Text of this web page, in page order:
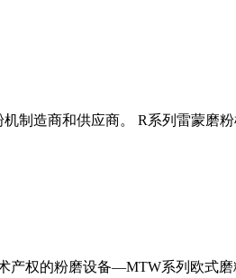
制造商和供应商。 R系列雷蒙磨
权的粉磨设备—MTW系列欧式